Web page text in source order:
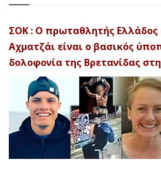
ΣΟΚ : Ο πρωταθλητής Ελλάδος
Αχματζάι είναι ο βασικός
δολοφονία της Βρετανίδας